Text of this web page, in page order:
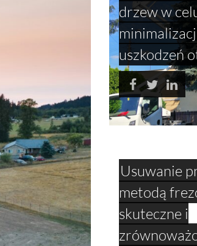
drzew w
uszkodzeń
Usuwanie
metodą
skuteczne i